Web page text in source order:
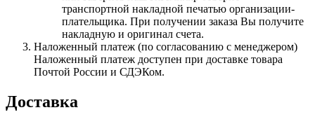
транспортной накладной печатью организации-
плательщика. При получении заказа Вы получите
накладную и оригинал счета.
Наложенный платеж (по согласованию с менеджером)
Наложенный платеж доступен при доставке товара
Почтой России и СДЭКом.
Доставка